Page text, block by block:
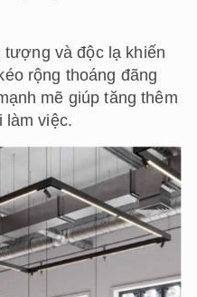
và độc lạ khiến
rộng thoáng đãng
mẽ giúp tăng thêm
làm việc.